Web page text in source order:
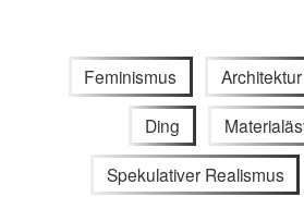
Feminismus Architektur
Ding
Spekulativer Realismus